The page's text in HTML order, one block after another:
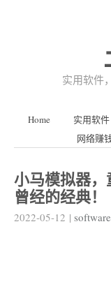
实用软件
Home 实用软件
网络赚
小马模拟器
曾经的经典！
2022-05-12 | software